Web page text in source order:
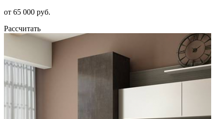
от 65 000 руб.
Рассчитать